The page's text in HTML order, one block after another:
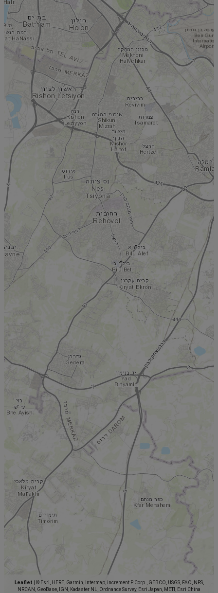
Leaflet
© Esri, HERE, Garmin, Intermap, increment P Corp., GEBCO, USGS, FAO, NPS,
NRCAN, GeoBase, IGN, Kadaster NL, Ordnance Survey, Esri Japan, METI, Esri China